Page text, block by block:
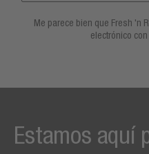
Me parece bien que Fresh 'n
electrónico
Estamos aquí